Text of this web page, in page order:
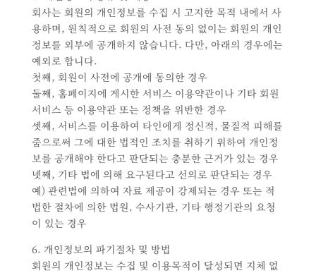
회사는 회원의 개인정보를 수집 시 고지한 목적 내에서 사
용하며, 원칙적으로 회원의 사전 동의 없이는 회원의 개인
정보를 외부에 공개하지 않습니다. 다만, 아래의 경우에는
예외로 합니다.
첫째, 회원이 사전에 공개에 동의한 경우
둘째, 홈페이지에 게시한 서비스 이용약관이나 기타 회원
서비스 등 이용약관 또는 정책을 위반한 경우
셋째, 서비스를 이용하여 타인에게 정신적, 물질적 피해를
줌으로써 그에 대한 법적인 조치를 취하기 위하여 개인정
보를 공개해야 한다고 판단되는 충분한 근거가 있는 경우
넷째, 기타 법에 의해 요구된다고 선의로 판단되는 경우
예) 관련법에 의하여 자료 제공이 강제되는 경우 또는 적
법한 절차에 의한 법원, 수사기관, 기타 행정기관의 요청
이 있는 경우
6. 개인정보의 파기절차 및 방법
회원의 개인정보는 수집 및 이용목적이 달성되면 지체 없